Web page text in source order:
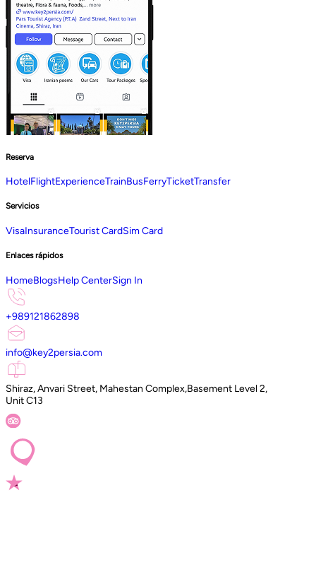
Reserva
HotelFlightExperienceTrainBusFerryTicketTransfer
Servicios
VisaInsuranceTourist CardSim Card
Enlaces rápidos
HomeBlogsHelp CenterSign In
+989121862898
info@key2persia.com
Shiraz, Anvari Street, Mahestan Complex,Basement Level 2,
Unit C13